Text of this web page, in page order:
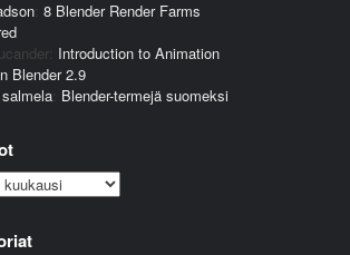
: 8 Blender Render Farms
: Introduction to Animation
Blender 2.9
: Blender-termejä suomeksi